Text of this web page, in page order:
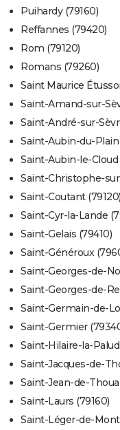
Puihardy (79160)
Reffannes (79420)
Rom (79120)
Romans (79260)
Saint Maurice
Saint-Amand-sur-
Saint-André-sur-
Saint-Aubin-du-
Saint-Aubin-le-Cloud
Saint-Christophe-
Saint-Coutant (79120)
Saint-Cyr-la-Lande
Saint-Gelais (79410)
Saint-Généroux
Saint-Georges-de-
Saint-Georges-de-
Saint-Germain-de-
Saint-Germier
Saint-Hilaire-la-Palud
Saint-Jacques-de-
Saint-Jean-de-
Saint-Laurs (79160)
Saint-Léger-de-